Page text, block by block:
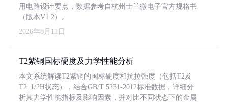
用电路设计要点，数据参考自杭州士兰微电子官方规格书
（版本V1.2）。
2026年8月11日
T2紫铜国标硬度及力学性能分析
本文系统解读T2紫铜的国标硬度和抗拉强度（包括T2及
T2_1/2H状态），结合GB/T 5231-2012标准数据，详细分
析其力学性能指标及影响因素，并对比不同状态下的金属